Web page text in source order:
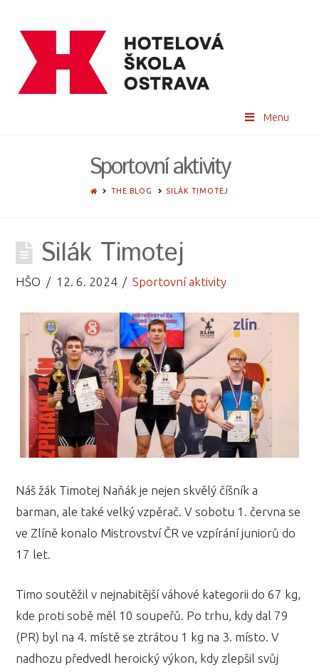
Menu
Sportovní aktivity
HOMETHE BLOG SILÁK TIMOTEJ
Silák Timotej
HŠO 12. 6. 2024 Sportovní aktivity
Náš žák Timotej Naňák je nejen skvělý číšník a
barman, ale také velký vzpěrač. V sobotu 1. června se
ve Zlíně konalo Mistrovství ČR ve vzpírání juniorů do
17 let.
Timo soutěžil v nejnabitější váhové kategorii do 67 kg,
kde proti sobě měl 10 soupeřů. Po trhu, kdy dal 79
(PR) byl na 4. místě se ztrátou 1 kg na 3. místo. V
nadhozu předvedl heroický výkon, kdy zlepšil svůj